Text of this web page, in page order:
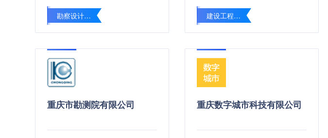
平均下浮率： 5.05%
勘察设计成果评价 建设工程绿色施工水平评价
重庆市勘测院有限公司 重庆数字城市科技有限公司